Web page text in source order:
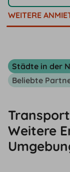
WEITERE
Städte in der
Beliebte
Weitere